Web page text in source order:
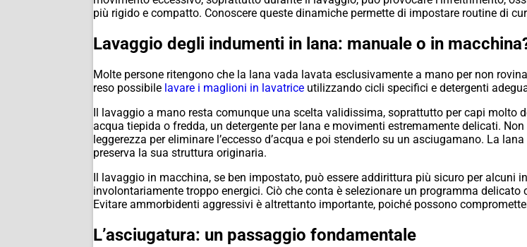
più rigido e compatto. Conoscere queste dinamiche permette di impostare routine di
Lavaggio degli indumenti in lana: manuale o in
Molte persone ritengono che la lana vada lavata esclusivamente a mano per non
reso possibile lavare i maglioni in lavatrice utilizzando cicli specifici e detergenti
Il lavaggio a mano resta comunque una scelta validissima, soprattutto per capi molto
acqua tiepida o fredda, un detergente per lana e movimenti estremamente delicati.
leggerezza per eliminare l’eccesso d’acqua e poi stenderlo su un asciugamano. La
preserva la sua struttura originaria.
Il lavaggio in macchina, se ben impostato, può essere addirittura più sicuro per
involontariamente troppo energici. Ciò che conta è selezionare un programma
Evitare ammorbidenti aggressivi è altrettanto importante, poiché possono
L’asciugatura: un passaggio fondamentale